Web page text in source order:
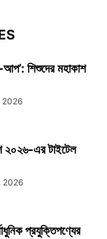
আপ’: শিশুদের মহাকাশ
2026
২০২৬-এর টাইটেল
2026
প্রযুক্তিপণ্যের